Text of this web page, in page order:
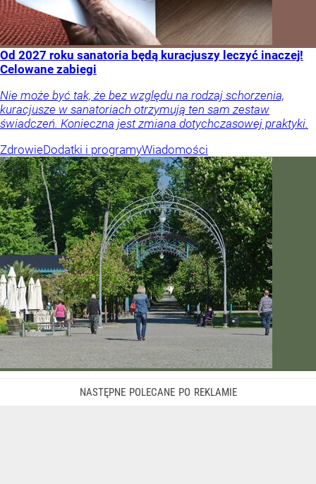
Od 2027 roku sanatoria będą kuracjuszy leczyć inaczej!
Celowane zabiegi
Nie może być tak, że bez względu na rodzaj schorzenia,
kuracjusze w sanatoriach otrzymują ten sam zestaw
świadczeń. Konieczna jest zmiana dotychczasowej praktyki.
ZdrowieDodatki i programyWiadomości